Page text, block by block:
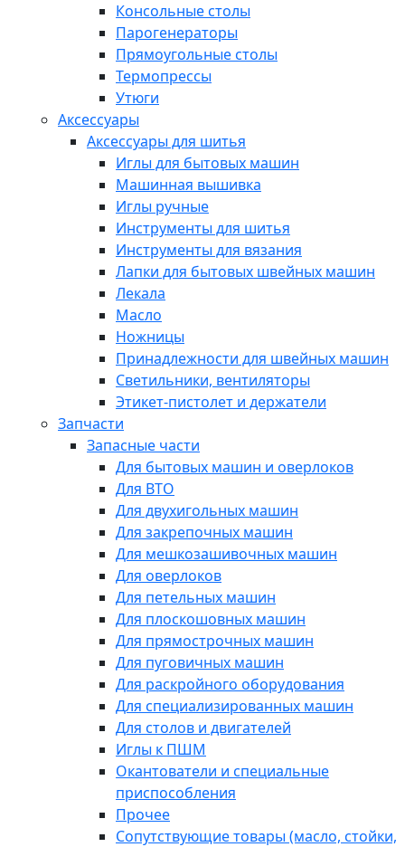
Консольные столы
Парогенераторы
Прямоугольные столы
Термопрессы
Утюги
Аксессуары
Аксессуары для шитья
Иглы для бытовых машин
Машинная вышивка
Иглы ручные
Инструменты для шитья
Инструменты для вязания
Лапки для бытовых швейных машин
Лекала
Масло
Ножницы
Принадлежности для швейных машин
Светильники, вентиляторы
Этикет-пистолет и держатели
Запчасти
Запасные части
Для бытовых машин и оверлоков
Для ВТО
Для двухигольных машин
Для закрепочных машин
Для мешкозашивочных машин
Для оверлоков
Для петельных машин
Для плоскошовных машин
Для прямострочных машин
Для пуговичных машин
Для раскройного оборудования
Для специализированных машин
Для столов и двигателей
Иглы к ПШМ
Окантователи и специальные
приспособления
Прочее
Сопутствующие товары (масло, стойки,